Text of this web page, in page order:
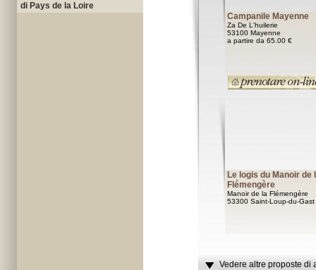
di Pays de la Loire
Campanile Mayenne
Za De L'huilerie
53100 Mayenne
a partire da 65.00 €
Le logis du Manoir de
Flémengère
Manoir de la Flémengère
53300 Saint-Loup-du-Gast
Vedere altre proposte di